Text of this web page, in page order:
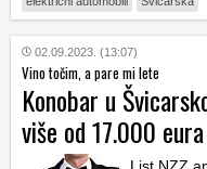
02.09.2023. (13:07)
Vino točim, a pare mi lete
Konobar u
više od 17.000 eura
List NZZ